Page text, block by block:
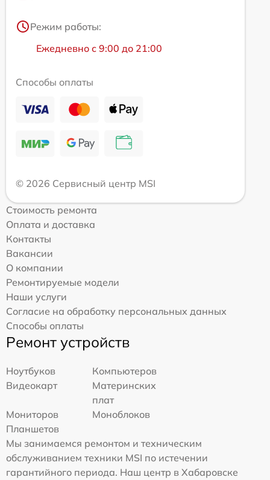
Режим работы:
Ежедневно с 9:00 до 21:00
Способы оплаты
© 2026 Сервисный центр MSI
Стоимость ремонта
Оплата и доставка
Контакты
Вакансии
О компании
Ремонтируемые модели
Наши услуги
Согласие на обработку персональных данных
Способы оплаты
Ремонт устройств
Ноутбуков
Компьютеров
Видеокарт
Материнских
плат
Мониторов
Моноблоков
Планшетов
Мы занимаемся ремонтом и техническим
обслуживанием техники MSI по истечении
гарантийного периода. Наш центр в Хабаровске